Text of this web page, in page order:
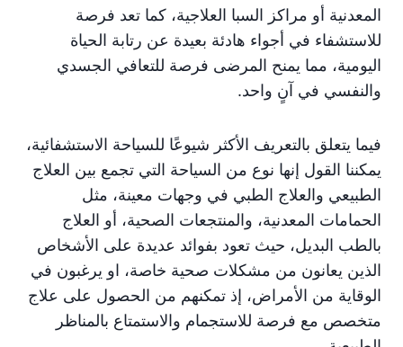
المعدنية أو مراكز السبا العلاجية، كما تعد فرصة
للاستشفاء في أجواء هادئة بعيدة عن رتابة الحياة
اليومية، مما يمنح المرضى فرصة للتعافي الجسدي
والنفسي في آنٍ واحد.
فيما يتعلق بالتعريف الأكثر شيوعًا للسياحة الاستشفائية،
يمكننا القول إنها نوع من السياحة التي تجمع بين العلاج
الطبيعي والعلاج الطبي في وجهات معينة، مثل
الحمامات المعدنية، والمنتجعات الصحية، أو العلاج
بالطب البديل، حيث تعود بفوائد عديدة على الأشخاص
الذين يعانون من مشكلات صحية خاصة، او يرغبون في
الوقاية من الأمراض، إذ تمكنهم من الحصول على علاج
متخصص مع فرصة للاستجمام والاستمتاع بالمناظر